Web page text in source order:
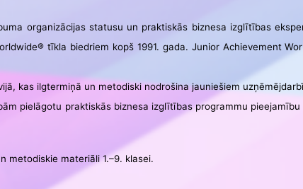
organizācijas statusu un praktiskās biznesa izglītības
tīkla biedriem kopš 1991. gada. Junior Achievement
kas ilgtermiņā un metodiski nodrošina jauniešiem
pielāgotu praktiskās biznesa izglītības programmu
metodiskie materiāli 1.–9. klasei.